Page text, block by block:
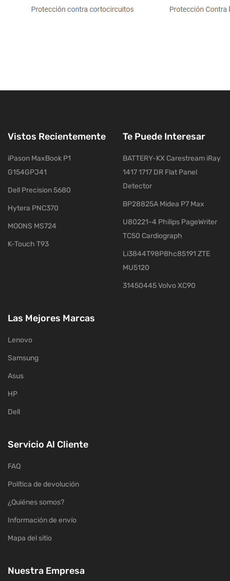
Vistos Recientemente
iPason MaxBook P1
G154GPJ41
Dell Precision 5680
Hytera PNC370
MOONS MS724
K-Touch T93
Te Puede Interesar
BATTERY-KX Carestream iRay
1417 1717 DR Flat Panel
Detector
BP28825A Midea P7 Max
U80221-4 Philips PageWriter
TC50 Cardiograph
Li3844T98P8hc85191 ZTE
MU5120
31450445 Volvo XC90
Las Mejores Marcas
Lenovo
Samsung
Asus
HP
Dell
Servicio Al Cliente
FAQ
Política de devolución
¿Quiénes somos?
Información de envío
Mapa del sitio
Nuestra Empresa